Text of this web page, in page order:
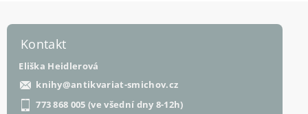
Kontakt
Eliška Heidlerová
knihy@antikvariat-smichov.cz
773 868 005 (ve všední dny 8-12h)